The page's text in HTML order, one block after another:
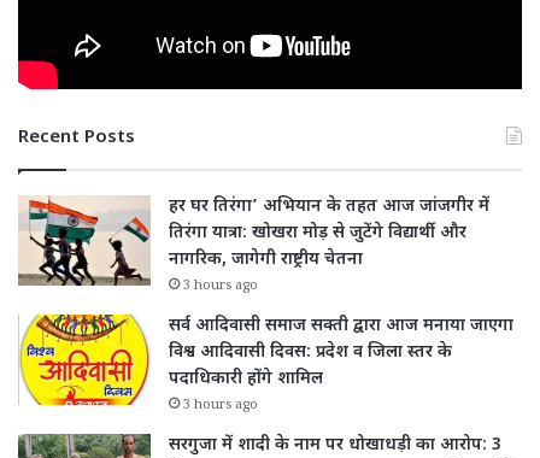
Recent Posts
हर घर तिरंगा’ अभियान के तहत आज जांजगीर में
तिरंगा यात्रा: खोखरा मोड़ से जुटेंगे विद्यार्थी और
नागरिक, जागेगी राष्ट्रीय चेतना
3 hours ago
सर्व आदिवासी समाज सक्ती द्वारा आज मनाया जाएगा
विश्व आदिवासी दिवस: प्रदेश व जिला स्तर के
पदाधिकारी होंगे शामिल
3 hours ago
सरगुजा में शादी के नाम पर धोखाधड़ी का आरोप: 3